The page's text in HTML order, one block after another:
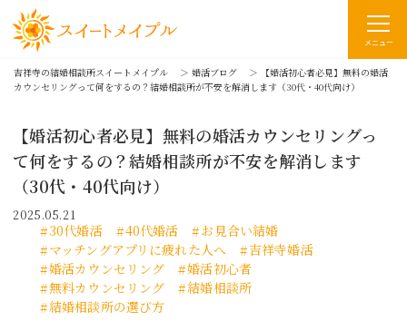
メニュー
吉祥寺の結婚相談所スイートメイプル ＞ 婚活ブログ ＞
【婚活初心者必見】無料の婚活
カウンセリングって何をするの？結婚相談所が不安を解消します（30代・40代向け）
【婚活初心者必見】無料の婚活カウンセリングっ
て何をするの？結婚相談所が不安を解消します
（30代・40代向け）
2025.05.21
30代婚活 40代婚活
お見合い結婚
マッチングアプリに疲れた人へ
吉祥寺婚活
婚活カウンセリング
婚活初心者
無料カウンセリング
結婚相談所
結婚相談所の選び方